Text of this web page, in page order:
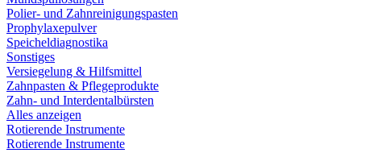
Polier- und Zahnreinigungspasten
Prophylaxepulver
Speicheldiagnostika
Sonstiges
Versiegelung & Hilfsmittel
Zahnpasten & Pflegeprodukte
Zahn- und Interdentalbürsten
Alles anzeigen
Rotierende Instrumente
Rotierende Instrumente